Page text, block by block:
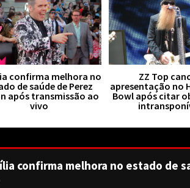
confirma melhora no
de saúde de Perez
após transmissão ao
vivo
ZZ Top
apresentação no
Bowl após citar
confirma melhora no estado de